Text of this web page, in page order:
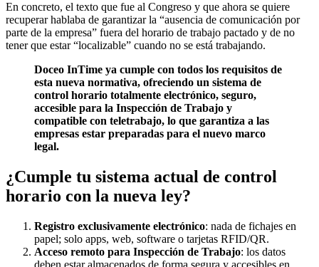
En concreto, el texto que fue al Congreso y que ahora se quiere
recuperar hablaba de garantizar la “ausencia de comunicación por
parte de la empresa” fuera del horario de trabajo pactado y de no
tener que estar “localizable” cuando no se está trabajando.
Doceo InTime ya cumple con todos los requisitos de
esta nueva normativa, ofreciendo un sistema de
control horario totalmente electrónico, seguro,
accesible para la Inspección de Trabajo y
compatible con teletrabajo, lo que garantiza a las
empresas estar preparadas para el nuevo marco
legal.
¿Cumple tu sistema actual de control
horario con la nueva ley?
Registro exclusivamente electrónico: nada de fichajes en
papel; solo apps, web, software o tarjetas RFID/QR.
Acceso remoto para Inspección de Trabajo: los datos